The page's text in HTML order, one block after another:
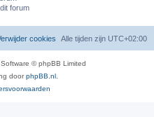
forum
Alle tijden zijn UTC+02:00
cookies
© phpBB Limited
doorphpBB.nl